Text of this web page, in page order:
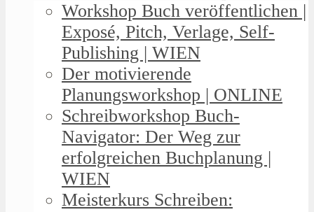
Workshop Buch veröffentlichen |
Exposé, Pitch, Verlage, Self-
Publishing | WIEN
Der motivierende
Planungsworkshop | ONLINE
Schreibworkshop Buch-
Navigator: Der Weg zur
erfolgreichen Buchplanung |
WIEN
Meisterkurs Schreiben: